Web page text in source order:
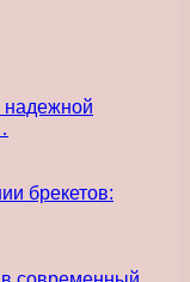
надежной
брекетов: